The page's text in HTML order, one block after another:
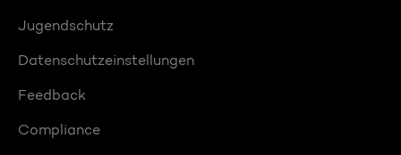
Jugendschutz
Datenschutzeinstellungen
Feedback
Compliance